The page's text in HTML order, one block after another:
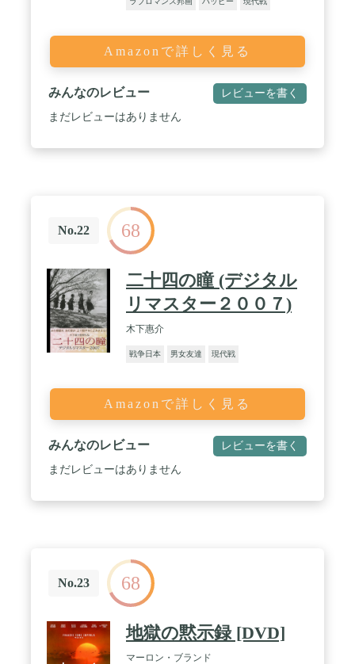
Amazonで詳しく見る
みんなのレビュー レビューを書く
まだレビューはありません
No.22 68
二十四の瞳 (デジタル
リマスター２００７)
木下惠介
戦争日本 男女友達 現代戦
Amazonで詳しく見る
みんなのレビュー レビューを書く
まだレビューはありません
No.23 68
地獄の黙示録 [DVD]
マーロン・ブランド